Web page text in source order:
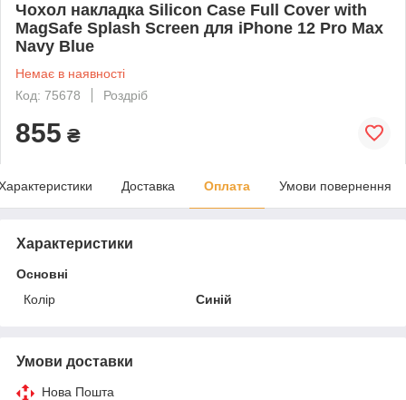
Чохол накладка Silicon Case Full Cover with
MagSafe Splash Screen для iPhone 12 Pro Max
Navy Blue
Немає в наявності
Код: 75678
Роздріб
855 ₴
Доставка Оплата Умови повернення
Характеристики
Основні
Колір
Синій
Умови доставки
Нова Пошта